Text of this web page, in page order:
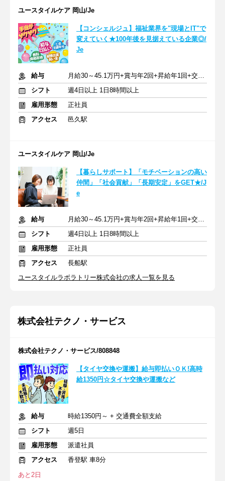
ユースタイルケア 岡山/Je
【コンシェルジュ】福祉業界を"現場とIT"で
変えていく★100年後を見据えている企業◎/
Je
給与
月給30～45.1万円+賞与年2回+昇給年1回+交通費全額
シフト
週4日以上 1日8時間以上
雇用形態
正社員
アクセス
邑久駅
ユースタイルケア 岡山/Je
【暮らしサポート】「モチベーションの高い
仲間」「社会貢献」「長期安定」をGET★/J
e
給与
月給30～45.1万円+賞与年2回+昇給年1回+交通費全額
シフト
週4日以上 1日8時間以上
雇用形態
正社員
アクセス
長船駅
ユースタイルラボラトリー株式会社の求人一覧を見る
株式会社テクノ・サービス
株式会社テクノ・サービス/808848
【タイヤ交換や運搬】給与即払いＯＫ!高時
給1350円☆タイヤ交換や運搬など
給与
時給1350円～ + 交通費全額支給
シフト
週5日
雇用形態
派遣社員
アクセス
香登駅 車8分
あと2日